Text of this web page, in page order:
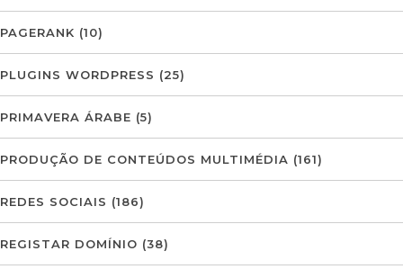
PAGERANK (10)
PLUGINS WORDPRESS (25)
PRIMAVERA ÁRABE (5)
PRODUÇÃO DE CONTEÚDOS MULTIMÉDIA (161)
REDES SOCIAIS (186)
REGISTAR DOMÍNIO (38)